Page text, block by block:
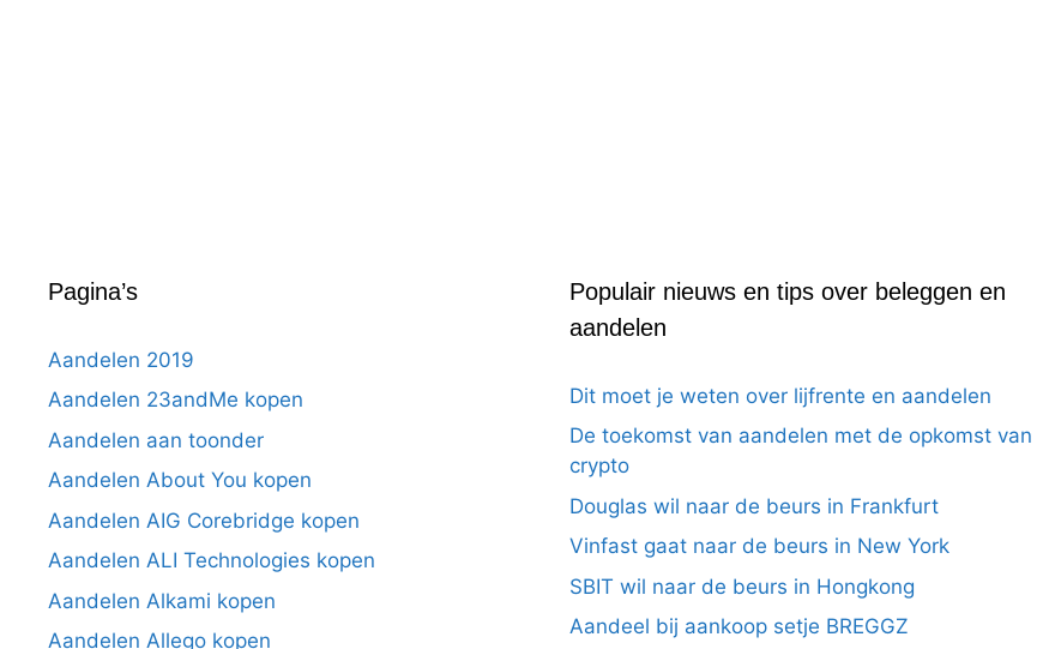
Pagina’s
Aandelen 2019
Aandelen 23andMe kopen
Aandelen aan toonder
Aandelen About You kopen
Aandelen AIG Corebridge kopen
Aandelen ALI Technologies kopen
Aandelen Alkami kopen
Aandelen Allego kopen
Populair nieuws en tips over beleggen en
aandelen
Dit moet je weten over lijfrente en aandelen
De toekomst van aandelen met de opkomst van
crypto
Douglas wil naar de beurs in Frankfurt
Vinfast gaat naar de beurs in New York
SBIT wil naar de beurs in Hongkong
Aandeel bij aankoop setje BREGGZ